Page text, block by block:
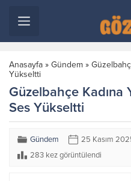
Anasayfa » Gündem »
Yükseltti
Güzelbahçe Kadına
Ses Yükseltti
Gündem 25 Kasım
283 kez görüntülendi